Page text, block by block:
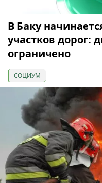
В Баку
участков дорог:
ограничено
СОЦИУМ